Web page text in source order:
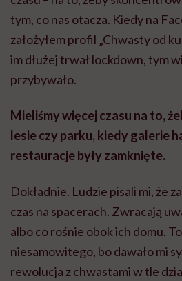
tym, co nas otacza. Kiedy na
założyłem profil „Chwasty od
im dłużej trwał lockdown, tym
przybywało.
Mieliśmy więcej czasu na to,
lesie czy parku, kiedy galerie
restauracje były zamknięte.
Dokładnie. Ludzie pisali mi, że
czas na spacerach. Zwracają
albo co rośnie obok ich domu.
niesamowitego, bo dawało mi
rewolucja z chwastami w tle